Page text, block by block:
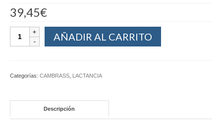
39,45€
AÑADIR AL CARRITO
Categorías: CAMBRASS LACTANCIA
Descripción